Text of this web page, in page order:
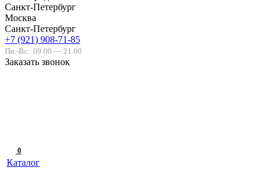
Санкт-Петербург
Москва
Санкт-Петербург
+7 (921) 908-71-85
Пн.-Вс. 09.00 — 21.00
Заказать звонок
0
Каталог